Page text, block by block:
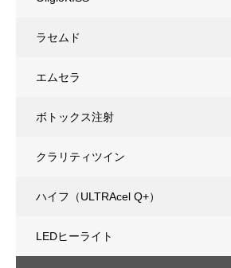
ラセムド
エムセラ
ボトックス注射
クラリティツイン
ハイフ（ULTRAcel Q+）
LEDヒーライト